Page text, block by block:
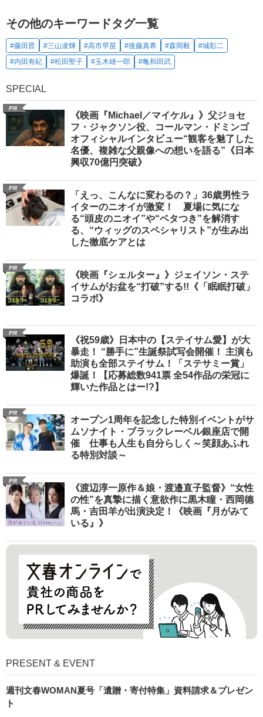
その他のキーワードタグ一覧
#藤田晋 #三山凌輝 #高市早苗 #後藤真希 #森岡毅
#城彰二
#内田有紀
#松田聖子 #玉木雄一郎 #亀和田武
SPECIAL
PR
《映画『Michael／マイケル』》父ジョセ
フ・ジャクソン役、コールマン・ドミンゴ
オフィシャルインタビュー“観客を魅了した
名優、複雑な父親像への想いを語る”《日本
興収70億円突破》
PR
「えっ、こんなに変わるの？」36歳男性ラ
イターのニオイが激変！ 夏場に気にな
る“頭皮のニオイ”や“ベタつき”を解消す
る、“ウィッグのスペシャリスト”が生み出
した徹底ケアとは
PR
《映画『シェルター』》ジェイソン・ステ
イサムがお盆を“打破”する!!《「眠眠打破」
コラボ》
PR
《祝59歳》日本中の【ステイサム愛】が大
暴走！ “勝手に”生誕祭試写会開催！ 主演も
助演も全部ステイサム！「ステサミー賞」
爆誕！【応募総数941票 全54作品の栄冠に
輝いた作品とはー!?】
PR
オープン1周年を記念した特別イベントがサ
ムソナイト・ブラックレーベル銀座店で開
催 仕事も人生も自分らしく～笑顔あふれ
る特別対談～
PR
《渡辺淳一原作＆娘・渡邉直子監督》“女性
の性”を真摯に描く意欲作に黒木瞳・西岡德
馬・吉田羊が出演決定！《映画『月がみて
いる』》
PRESENT & EVENT
週刊文春WOMAN夏号「遺贈・寄付特集」資料請求＆プレゼン
ト